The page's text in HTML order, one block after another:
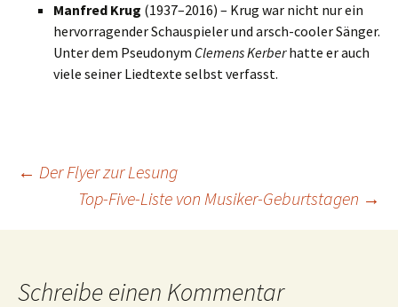
Manfred Krug (1937–2016) – Krug war nicht nur ein
hervorragender Schauspieler und arsch-cooler Sänger.
Unter dem Pseudonym Clemens Kerberhatte er auch
viele seiner Liedtexte selbst verfasst.
Beitragsnavigation
← Der Flyer zur Lesung
Top-Five-Liste von Musiker-Geburtstagen →
Schreibe einen Kommentar